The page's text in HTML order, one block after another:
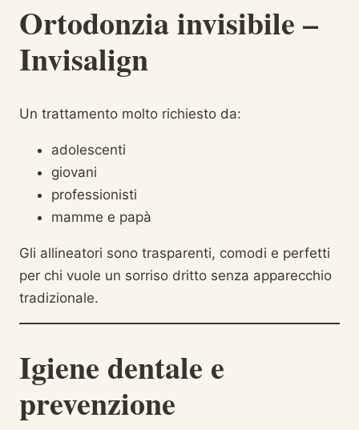
Ortodonzia invisibile –
Invisalign
Un trattamento molto richiesto da:
adolescenti
giovani
professionisti
mamme e papà
Gli allineatori sono trasparenti, comodi e perfetti
per chi vuole un sorriso dritto senza apparecchio
tradizionale.
Igiene dentale e
prevenzione